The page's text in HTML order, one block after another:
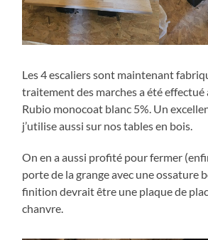
Les 4 escaliers sont maintenant
traitement des marches a été
Rubio monocoat blanc 5%. Un
j’utilise aussi sur nos tables en bois.
On en a aussi profité pour fermer
porte de la grange avec une ossature
finition devrait être une plaque de
chanvre.